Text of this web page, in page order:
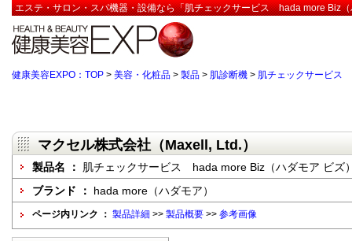
エステ・サロン・スパ機器・設備なら「肌チェックサービス hada more Biz
健康美容EXPO：TOP > 美容・化粧品 > 製品 > 肌診断機 > 肌チェックサービス
マクセル株式会社（Maxell, Ltd.）
製品名 ： 肌チェックサービス hada more Biz（ハダモア ビズ
ブランド ： hada more（ハダモア）
ページ内リンク ： 製品詳細 >> 製品概要 >> 参考画像